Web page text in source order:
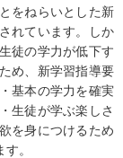
をねらいとした新
れています。しか
徒の学力が低下す
め、新学習指導要
基本の学力を確実
生徒が学ぶ楽しさ
を身につけるため
。